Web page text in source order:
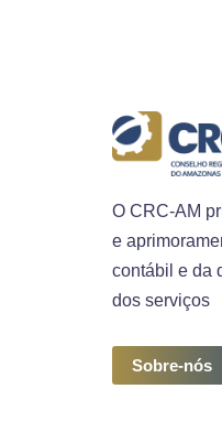
O CRC-AM
e
contábil e da
dos serviços
Sobre-nós